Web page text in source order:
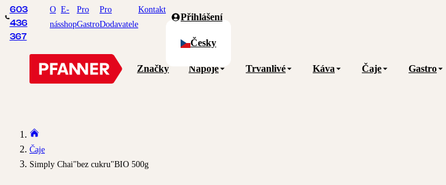
603
436
367
O
nás
E-
shop
Pro
Gastro
Pro
Dodavatele
Kontakt
Česky
Přihlášení
Značky Nápoje Trvanlivé Káva Čaje Gastro
Čaje
Simply Chai"bez cukru"BIO 500g